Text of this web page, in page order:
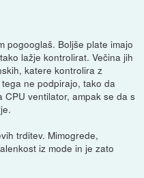
pogooglaš. Boljše plate imajo
lažje kontrolirat. Večina jih
katere kontrolira z
ne podpirajo, tako da
CPU ventilator, ampak se da s
trditev. Mimogrede,
iz mode in je zato